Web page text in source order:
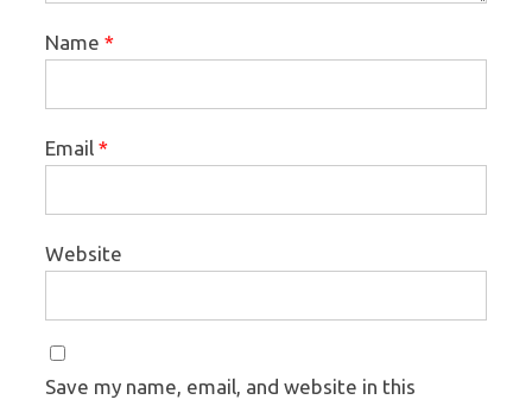
Name *
Email *
Website
Save my name, email, and website in this